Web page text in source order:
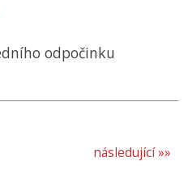
odpočinku
následující »»